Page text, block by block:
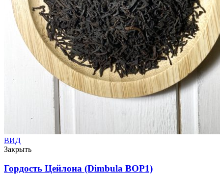
ВИД
Закрыть
Гордость Цейлона (Dimbula BOP1)